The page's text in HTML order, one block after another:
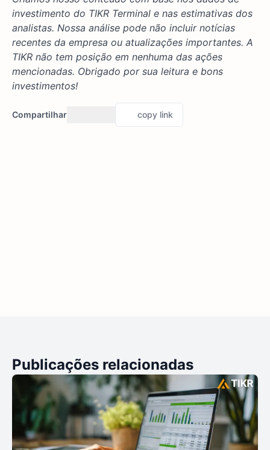
investimento do TIKR Terminal e nas estimativas dos
analistas. Nossa análise pode não incluir notícias
recentes da empresa ou atualizações importantes. A
TIKR não tem posição em nenhuma das ações
mencionadas. Obrigado por sua leitura e bons
investimentos!
Compartilhar copy link
Publicações relacionadas